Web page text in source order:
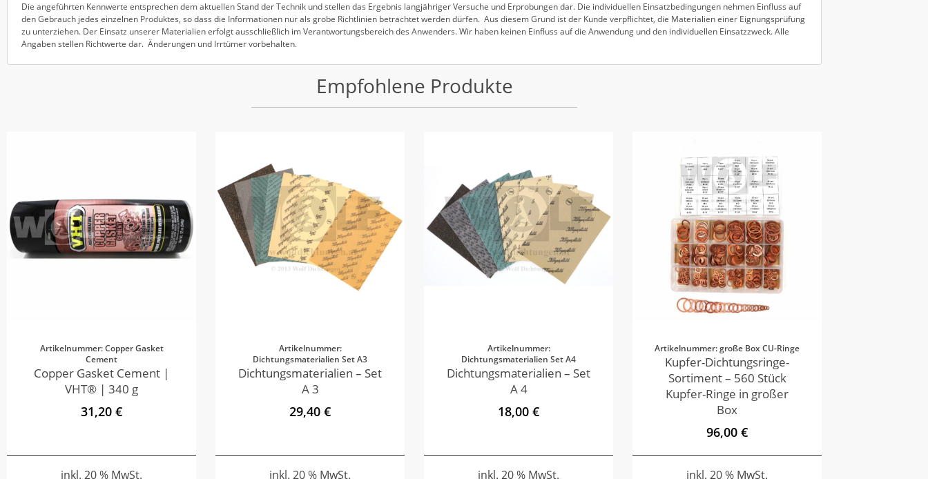
Die angeführten Kennwerte entsprechen dem aktuellen Stand der Technik und stellen das Ergebnis langjähriger Versuche und Erprobungen dar. Die individuellen Einsatzbedingungen nehmen Einfluss auf
den Gebrauch jedes einzelnen Produktes, so dass die Informationen nur als grobe Richtlinien betrachtet werden dürfen. Aus diesem Grund ist der Kunde verpflichtet, die Materialien einer Eignungsprüfung
zu unterziehen. Der Einsatz unserer Materialien erfolgt ausschließlich im Verantwortungsbereich des Anwenders. Wir haben keinen Einfluss auf die Anwendung und den individuellen Einsatzzweck. Alle
Angaben stellen Richtwerte dar. Änderungen und Irrtümer vorbehalten.
Empfohlene Produkte
Artikelnummer: Copper Gasket
Cement
Copper Gasket Cement |
VHT® | 340 g
31,20 €
inkl. 20 % MwSt.
Artikelnummer:
Dichtungsmaterialien Set A3
Dichtungsmaterialien – Set
A 3
29,40 €
inkl. 20 % MwSt.
Artikelnummer:
Dichtungsmaterialien Set A4
Dichtungsmaterialien – Set
A 4
18,00 €
inkl. 20 % MwSt.
Artikelnummer: große Box CU-Ringe
Kupfer-Dichtungsringe-
Sortiment – 560 Stück
Kupfer-Ringe in großer
Box
96,00 €
inkl. 20 % MwSt.